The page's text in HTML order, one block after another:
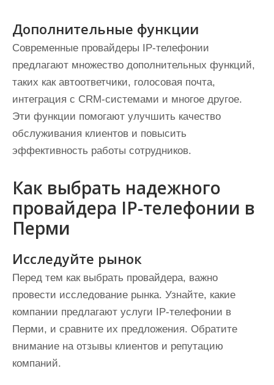
Дополнительные функции
Современные провайдеры IP-телефонии
предлагают множество дополнительных функций,
таких как автоответчики, голосовая почта,
интеграция с CRM-системами и многое другое.
Эти функции помогают улучшить качество
обслуживания клиентов и повысить
эффективность работы сотрудников.
Как выбрать надежного
провайдера IP-телефонии в
Перми
Исследуйте рынок
Перед тем как выбрать провайдера, важно
провести исследование рынка. Узнайте, какие
компании предлагают услуги IP-телефонии в
Перми, и сравните их предложения. Обратите
внимание на отзывы клиентов и репутацию
компаний.